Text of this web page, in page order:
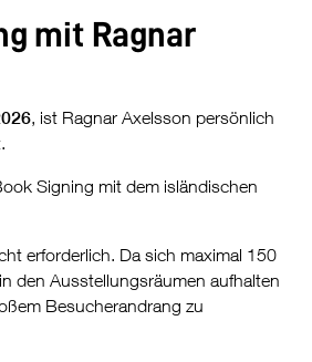
mit Ragnar
, ist Ragnar Axelsson persönlich
Signing mit dem isländischen
erforderlich. Da sich maximal 150
den Ausstellungsräumen aufhalten
Besucherandrang zu